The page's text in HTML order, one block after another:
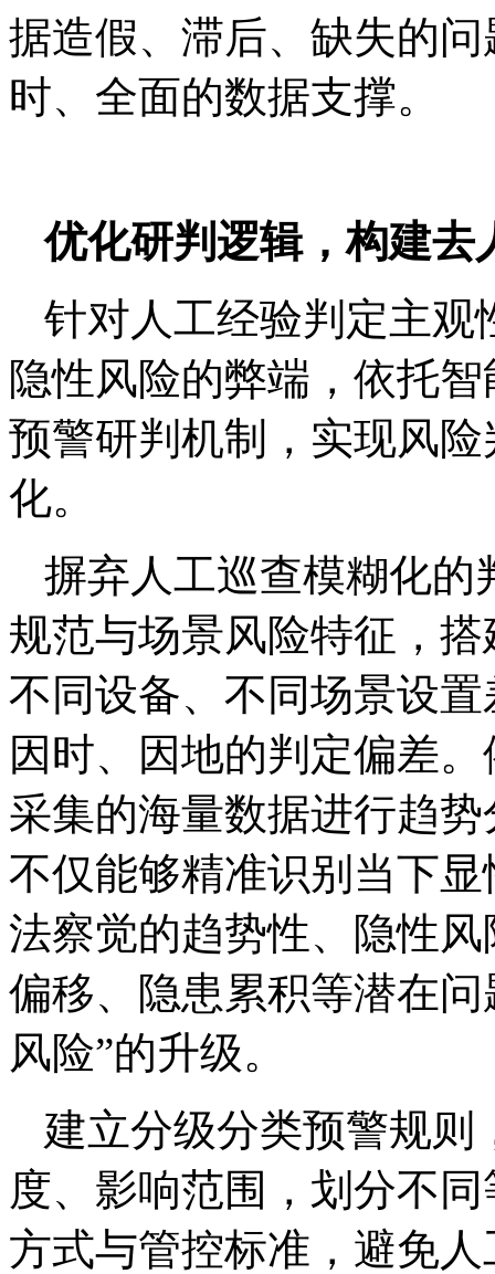
据造假、滞后、缺失的
时、全面的数据支撑。
优化研判逻辑，构建去
针对人工经验判定主观
隐性风险的弊端，依托
预警研判机制，实现风
化。
摒弃人工巡查模糊化的
规范与场景风险特征，
不同设备、不同场景设
因时、因地的判定偏差
采集的海量数据进行趋
不仅能够精准识别当下
法察觉的趋势性、隐性
偏移、隐患累积等潜在
风险”的升级。
建立分级分类预警规则
度、影响范围，划分不
方式与管控标准，避免